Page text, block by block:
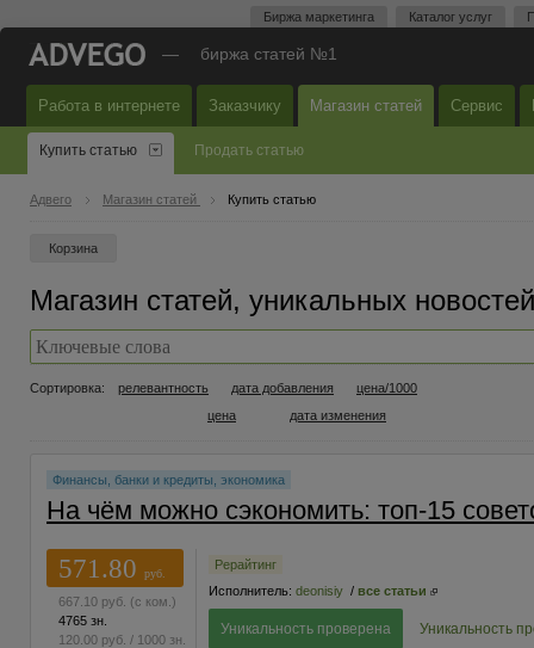
Биржа маркетинга Каталог услуг
— биржа статей №1
Работа в интернете Заказчику Магазин статей Сервис
Купить статью Продать статью
Адвего Магазин статей Купить статью
Корзина
Магазин статей, уникальных
Сортировка: релевантность
дата добавления
цена
цена/1000
дата изменения
Финансы, банки и кредиты, экономика
На чём можно сэкономить: топ-15
571.80
руб.
667.10 руб. (с ком.)
4765 зн.
120.00 руб. / 1000 зн.
Рерайтинг
Исполнитель: deonisiy / все статьи
Уникальность проверена Уникальность